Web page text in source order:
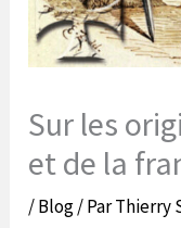
Sur les
et de la
/Blog/ ParThierry